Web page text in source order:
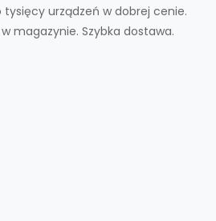
tysięcy urządzeń w dobrej cenie.
magazynie. Szybka dostawa.